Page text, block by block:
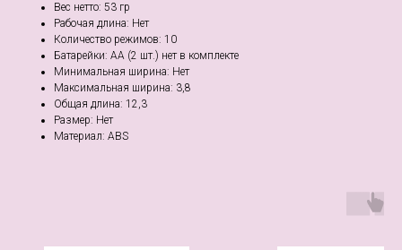
Веc нетто: 53 гр
Рабочая длина: Нет
Количество режимов: 10
Батарейки: АА (2 шт.) нет в комплекте
Минимальная ширина: Нет
Максимальная ширина: 3,8
Общая длина: 12,3
Размер: Нет
Материал: ABS